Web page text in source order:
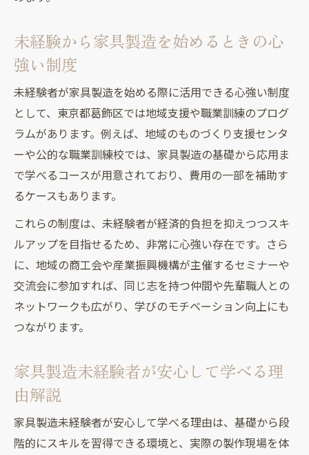
未経験から家具製造を始めるときの心
強い制度
未経験者が家具製造を始める際に活用できる心強い制度
として、東京都葛飾区では地域支援や職業訓練のプログ
ラムがあります。例えば、地域のものづくり支援センタ
ーや公的な職業訓練校では、家具製造の基礎から応用ま
で学べるコースが用意されており、費用の一部を補助す
るケースもあります。
これらの制度は、未経験者が経済的負担を抑えつつスキ
ルアップを目指せるため、非常に心強い存在です。さら
に、地域の商工会や産業振興機構が主催するセミナーや
交流会に参加すれば、同じ志を持つ仲間や先輩職人との
ネットワークも広がり、学びのモチベーション向上にも
つながります。
家具製造未経験者が安心して学べる理
由解説
家具製造未経験者が安心して学べる理由は、基礎から段
階的にスキルを習得できる環境と、実際の製作現場を体